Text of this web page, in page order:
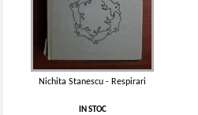
Nichita Stanescu - Respirari
IN STOC